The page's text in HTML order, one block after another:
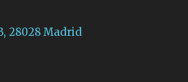
28028 Madrid